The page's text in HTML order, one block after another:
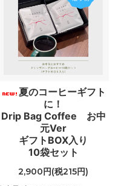
夏のコーヒーギフト
に！
Drip Bag Coffee お中
元Ver
ギフトBOX入り
10袋セット
2,900円(税215円)